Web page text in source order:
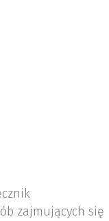
zajmujących się